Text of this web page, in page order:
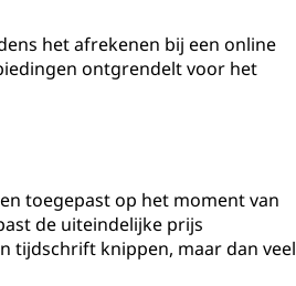
het afrekenen bij een online
ontgrendelt voor het
toegepast op het moment van
de uiteindelijke prijs
tijdschrift knippen, maar dan veel